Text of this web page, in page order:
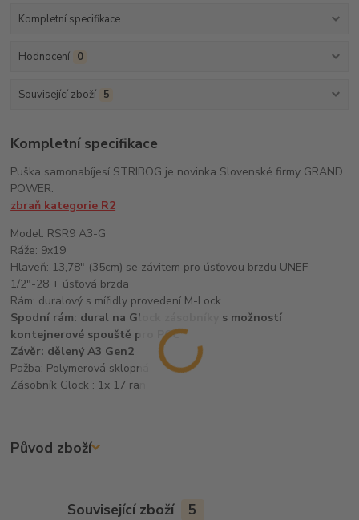
Kompletní specifikace
Hodnocení 0
Související zboží 5
Kompletní specifikace
Puška samonabíjesí STRIBOG je novinka Slovenské firmy GRAND
POWER.
zbraň kategorie R2
Model: RSR9 A3-G
Ráže: 9x19
Hlaveň: 13,78" (35cm) se závitem pro úsťovou brzdu UNEF
1/2"-28 + úsťová brzda
Rám: duralový s mířidly provedení M-Lock
Spodní rám: dural na Glock zásobníky s možností
kontejnerové spouště pro PCC
Závěr: dělený A3 Gen2
Pažba: Polymerová sklopná
Zásobník Glock : 1x 17 ran
Původ zboží
Související zboží 5